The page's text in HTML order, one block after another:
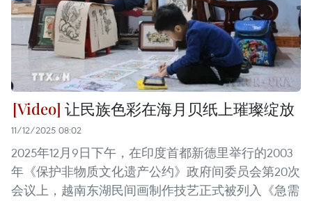
让民族色彩在海月贝纸上璀璨绽放
11/12/2025 08:02
2025年12月9日下午，在印度首都新德里举行的2003
年《保护非物质文化遗产公约》政府间委员会第20次
会议上，越南东湖民间画制作技艺正式被列入《急需